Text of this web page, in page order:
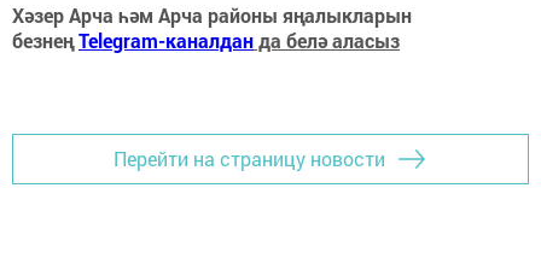
Хәзер Арча һәм Арча районы яңалыкларын
безнеңTelegram-каналданда белә аласыз
Перейти на страницу новости